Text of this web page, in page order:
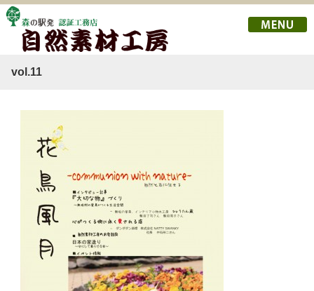
携帯用にページ分割: 1 ページ目 |#.次
vol.11
携帯用にページ分割: 1 ページ目 |